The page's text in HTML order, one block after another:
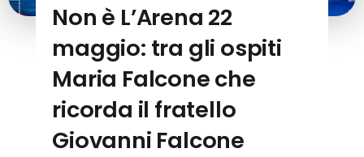
Non è L’Arena 22
maggio: tra gli ospiti
Maria Falcone che
ricorda il fratello
Giovanni Falcone